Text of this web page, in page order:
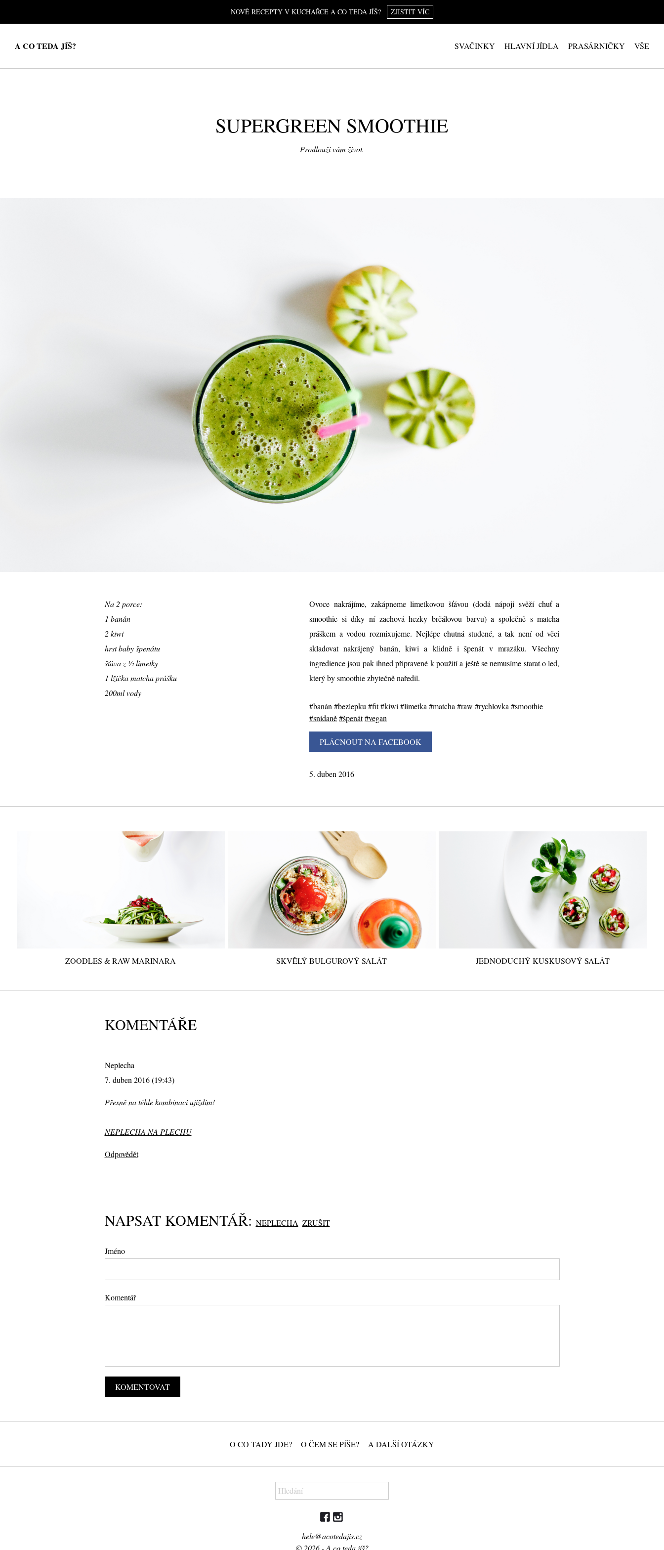
NOVÉ RECEPTY V KUCHAŘCE A CO TEDA JÍŠ? ZJISTIT VÍC
A CO TEDA JÍŠ? SVAČINKY HLAVNÍ JÍDLA PRASÁRNIČKY VŠE
SUPERGREEN SMOOTHIE
Prodlouží vám život.
Na 2 porce:
1 banán
2 kiwi
hrst baby špenátu
šťáva z ½ limetky
1 lžička matcha prášku
200ml vody
Ovoce nakrájíme, zakápneme limetkovou šťávou (dodá nápoji svěží chuť a
smoothie si díky ní zachová hezky brčálovou barvu) a společně s matcha
práškem a vodou rozmixujeme. Nejlépe chutná studené, a tak není od věci
skladovat nakrájený banán, kiwi a klidně i špenát v mrazáku. Všechny
ingredience jsou pak ihned připravené k použití a ještě se nemusíme starat o led,
který by smoothie zbytečně naředil.
#banán #bezlepku #fit#kiwi #limetka #matcha #raw #rychlovka #smoothie
#snídaně#špenát#vegan
5. duben 2016
ZOODLES & RAW MARINARA SKVĚLÝ BULGUROVÝ SALÁT JEDNODUCHÝ KUSKUSOVÝ SALÁT
KOMENTÁŘE
Neplecha
7. duben 2016 (19:43)
Přesně na téhle kombinaci ujíždím!
NEPLECHA NA PLECHU
Odpovědět
NAPSAT KOMENTÁŘ: NEPLECHA ZRUŠIT
Jméno
Komentář
O CO TADY JDE? O ČEM SE PÍŠE? A DALŠÍ OTÁZKY
hele@acotedajis.cz
© 2026 - A co teda jíš?